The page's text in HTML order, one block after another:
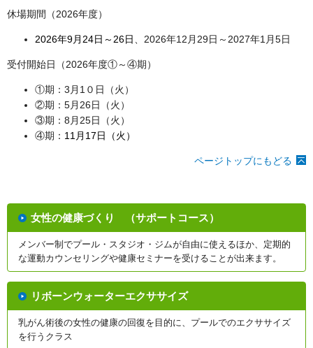
休場期間（2026年度）
2026年9月24日～26日 、2026年12月29日～2027年1月5日
受付開始日（2026年度①～④期）
①期：3月1０日（火）
②期：5月26日（火）
③期：8月25日（火）
④期： 11月17日（火）
ページトップにもどる
女性の健康づくり （サポートコース）
メンバー制でプール・スタジオ・ジムが自由に使えるほか、定期的
な運動カウンセリングや健康セミナーを受けることが出来ます。
リボーンウォーターエクササイズ
乳がん術後の女性の健康の回復を目的に、プールでのエクササイズ
を行うクラス